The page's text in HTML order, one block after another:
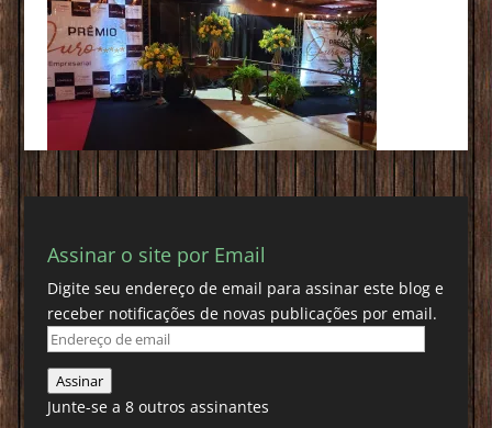
Assinar o site por Email
Digite seu endereço de email para assinar este blog e
receber notificações de novas publicações por email.
Endereço
de
email
Assinar
Junte-se a 8 outros assinantes